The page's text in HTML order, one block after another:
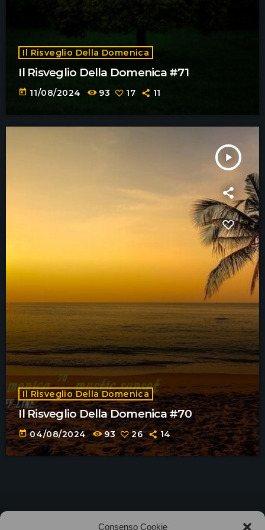
Consenso Cookie
Il Risveglio Della Domenica
Il Risveglio Della Domenica #71
today 11/08/2024 93 17 11
play_arrow
Il Risveglio Della Domenica
Il Risveglio Della Domenica #70
today 04/08/2024 93 26 14
Associazione Bandito • CF 97882400019 •